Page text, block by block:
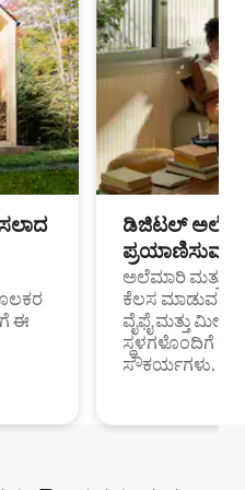
ಈ
ಡಿಜಿಟಲ್
ಪ್ರಯಾಣಿಸುವ
ಅಲೆಮಾರಿ ಮತ್ತು
ಕೆಲಸ ಮಾಡುವ
ವೈಫೈ ಮತ್ತು
ಸ್ಥಳಗಳೊಂದಿಗೆ
ಸೌಕರ್ಯಗಳು.